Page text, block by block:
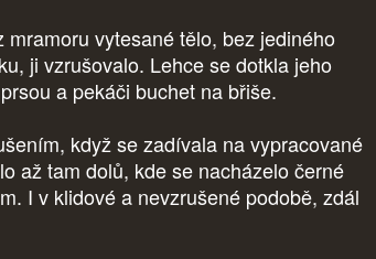
mramoru vytesané tělo, bez jediného
ji vzrušovalo. Lehce se dotkla jeho
a pekáči buchet na břiše.
když se zadívala na vypracované
až tam dolů, kde se nacházelo černé
I v klidové a nevzrušené podobě, zdál